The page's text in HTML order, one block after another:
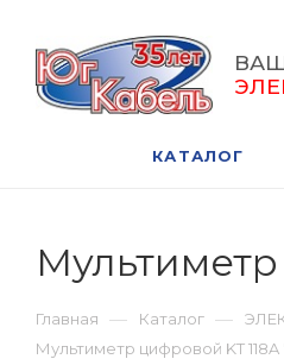
КАТАЛОГ
Мультиметр
Главная — Каталог —
Мультиметр цифровой KT 118A